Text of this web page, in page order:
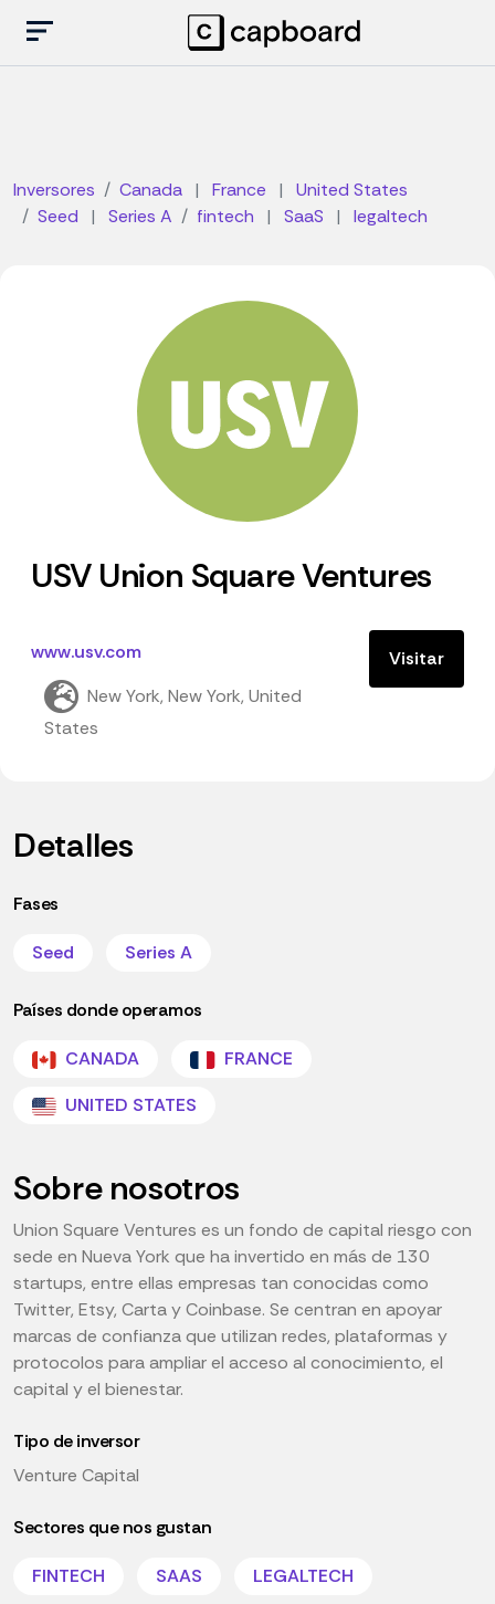
Inversores Canada | France |
United States
Seed
| Series A fintech | SaaS | legaltech
USV Union Square Ventures
Visitar
www.usv.com
New York, New York, United
States
Detalles
Fases
Seed Series A
Países donde operamos
CANADA
FRANCE
UNITED STATES
Sobre nosotros
Union Square Ventures es un fondo de capital riesgo con
sede en Nueva York que ha invertido en más de 130
startups, entre ellas empresas tan conocidas como
Twitter, Etsy, Carta y Coinbase. Se centran en apoyar
marcas de confianza que utilizan redes, plataformas y
protocolos para ampliar el acceso al conocimiento, el
capital y el bienestar.
Tipo de inversor
Venture Capital
Sectores que nos gustan
FINTECH SAAS LEGALTECH